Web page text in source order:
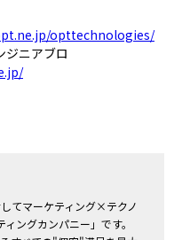
opttechnologies/
ニアブロ
てマーケティング×テクノ
ングカンパニー」です。